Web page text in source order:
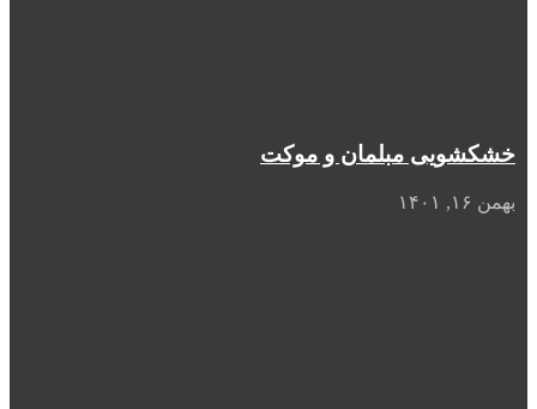
خشکشویی مبلمان و موکت
بهمن ۱۶, ۱۴۰۱